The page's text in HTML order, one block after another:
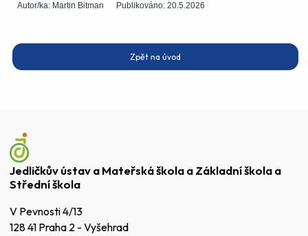
Autor/ka: Martin Bitman Publikováno: 20.5.2026
Zpět na úvod
Jedličkův ústav a Mateřská škola a Základní škola a
Střední škola
V Pevnosti 4/13
128 41 Praha 2 - Vyšehrad